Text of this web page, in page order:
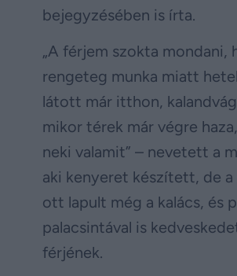
bejegyzésében is írta.
„A férjem szokta mondani,
rengeteg munka miatt
látott már itthon,
mikor térek már végre
neki valamit” – nevetett a
aki kenyeret készített, de
ott lapult még a kalács, és
palacsintával is
férjének.